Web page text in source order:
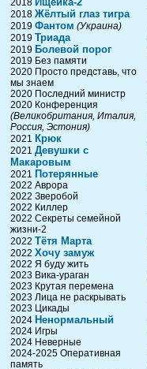
2018
2018 Жёлтый глаз тигра
2019 Фантом (Украина)
2019 Триада
2019 Болевой порог
2019 Без памяти
2020 Просто представь, что
мы знаем
2020 Последний министр
2020 Конференция
(Великобритания, Италия,
Россия, Эстония)
2021 Крюк
2021 Девушки с
Макаровым
2021 Потерянные
2022 Аврора
2022 Зверобой
2022 Киллер
2022 Секреты семейной
жизни-2
2022 Тётя Марта
2022 Хочу замуж
2022 Я буду жить
2023 Вика-ураган
2023 Крутая перемена
2023 Лица не раскрывать
2023 Цикады
2024 Ненормальный
2024 Игры
2024 Неверные
2024-2025 Оперативная
память